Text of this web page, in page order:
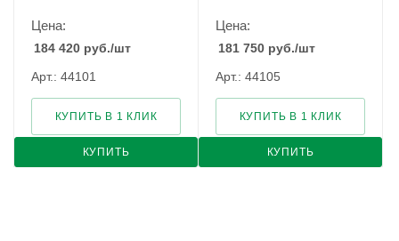
Цена:
184 420 руб./шт
Арт.: 44101
КУПИТЬ
КУПИТЬ В 1 КЛИК
Цена:
181 750 руб./шт
Арт.: 44105
КУПИТЬ
КУПИТЬ В 1 КЛИК